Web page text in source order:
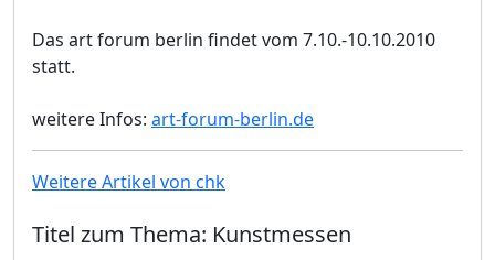
Das art forum berlin findet vom 7.10.-10.10.2010
statt.
weitere Infos: art-forum-berlin.de
Weitere Artikel von chk
Titel zum Thema: Kunstmessen